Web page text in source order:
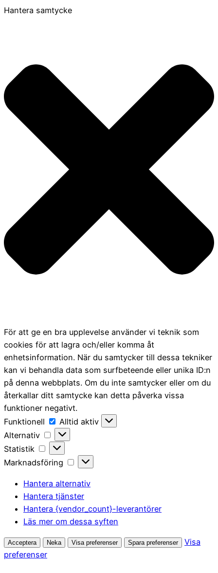
Hantera samtycke
För att ge en bra upplevelse använder vi teknik som
cookies för att lagra och/eller komma åt
enhetsinformation. När du samtycker till dessa tekniker
kan vi behandla data som surfbeteende eller unika ID:n
på denna webbplats. Om du inte samtycker eller om du
återkallar ditt samtycke kan detta påverka vissa
funktioner negativt.
Funktionell
Funktionell
Alltid aktiv
Alternativ
Alternativ
Statistik
Statistik
Marknadsföring
Marknadsföring
Hantera alternativ
Hantera tjänster
Hantera {vendor_count}-leverantörer
Läs mer om dessa syften
Acceptera Neka Visa preferenser Spara preferenser
Visa
preferenser